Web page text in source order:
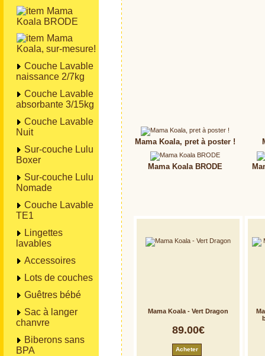
Mama
Koala BRODE
Mama
Koala, sur-mesure!
Couche Lavable
naissance 2/7kg
Couche Lavable
absorbante 3/15kg
Couche Lavable
Nuit
Sur-couche Lulu
Boxer
Sur-couche Lulu
Nomade
Couche Lavable
TE1
Lingettes
lavables
Accessoires
Lots de couches
Guêtres bébé
Sac à langer
chanvre
Biberons sans
BPA
Mama Koala, pret à poster !
Mama Koala BRODE
Mama Koala - Vert Dragon
89.00€
Acheter